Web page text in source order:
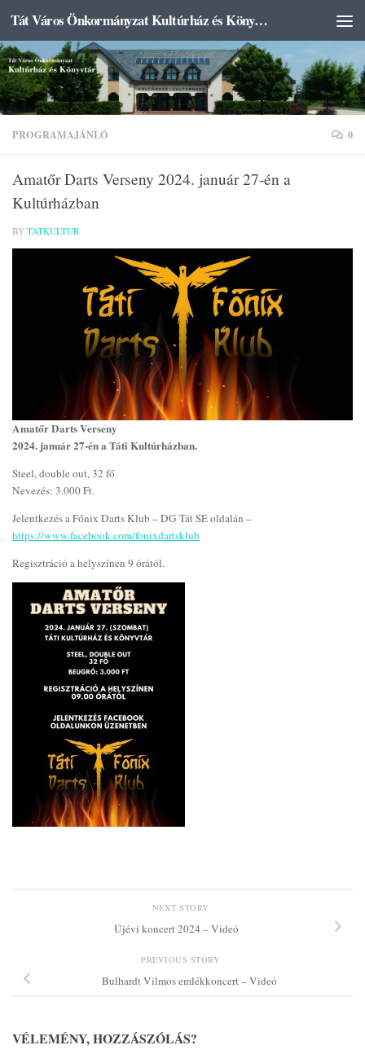
Skip to content Tát Város Önkormányzat Kultúrház és Könyvtár
PROGRAMAJÁNLÓ 0
Amatőr Darts Verseny 2024. január 27-én a
Kultúrházban
BY TATKULTUR
Amatőr Darts Verseny
2024. január 27-én a Táti Kultúrházban.
Steel, double out, 32 fő
Nevezés: 3.000 Ft.
Jelentkezés a Főnix Darts Klub – DG Tát SE oldalán –
https://www.facebook.com/fonixdartsklub
Regisztráció a helyszínen 9 órától.
NEXT STORY
Újévi koncert 2024 – Videó
PREVIOUS STORY
Bulhardt Vilmos emlékkoncert – Videó
VÉLEMÉNY, HOZZÁSZÓLÁS?